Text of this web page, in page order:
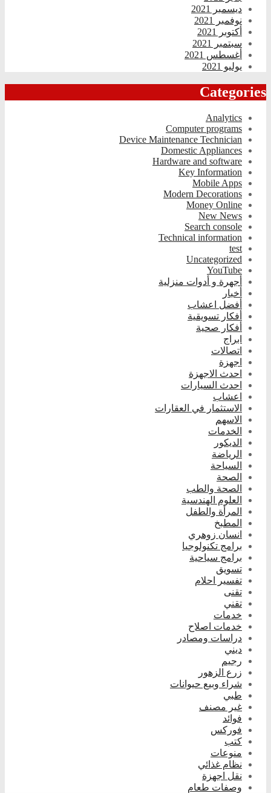
ديسمبر 2021
نوفمبر 2021
أكتوبر 2021
سبتمبر 2021
أغسطس 2021
يوليو 2021
Categories
Analytics
Computer programs
Device Maintenance Technician
Domestic Appliances
Hardware and software
Key Information
Mobile Apps
Modern Decorations
Money Online
New News
Search console
Technical information
test
Uncategorized
YouTube
أجهرة و أدوات منزلية
أخبار
أفضل اعشاب
أفكار تسويقية
أفكار صحية
ابراج
اتصالات
اجهزة
احدث الاجهزة
احدث السيارات
اعشاب
الاستثمار في العقارات
الاسهم
الخدمات
الديكور
الرياضة
السياحة
الصحة
الصحة والطب
العلوم الهندسية
المرأة والطفل
المطبخ
انسان زوهري
برامج تكنولوجيا
برامج سياحية
تسويق
تفسير احلام
تقنى
تقني
خدمات
خدمات اصلاح
دراسات ومصادر
ديني
رجيم
زرع الزهور
شراء وبيع حيوانات
طبي
غير مصنف
فوائد
فوركس
كتب
منوعات
نظام غذائي
نقل اجهزة
وصفات طعام